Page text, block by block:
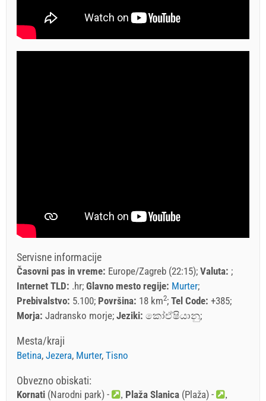
Servisne informacije
Časovni pas in vreme: Europe/Zagreb (22:15) Valuta:
Internet TLD: .hr Glavno mesto regije: Murter
Prebivalstvo: 5.100 Površina: 18 km2 Tel Code: +385
Morja: Jadransko morje Jeziki: කෝඒෂියානු
Mesta/kraji
Betina, Jezera, Murter, Tisno
Obvezno obiskati:
Kornati (Narodni park) - Plaža Slanica (Plaža) -